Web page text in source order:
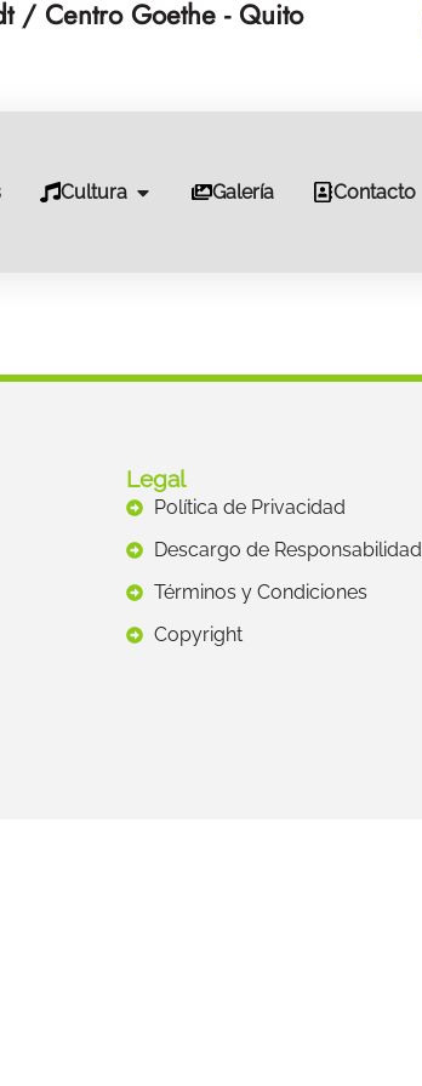
/ Centro Goethe - Quito
Cultura Galería Contacto
Legal
Política de Privacidad
Descargo de Responsabilidad
Términos y Condiciones
Copyright